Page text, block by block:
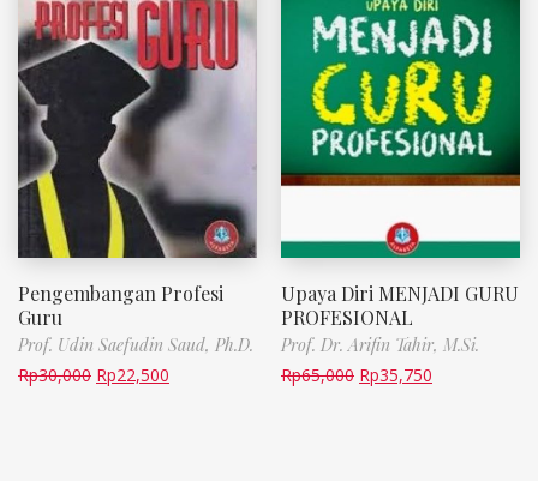
Pengembangan Profesi
Guru
Prof. Udin Saefudin Saud, Ph.D.
Rp30,000 Rp22,500
Upaya Diri MENJADI GURU
PROFESIONAL
Prof. Dr. Arifin Tahir, M.Si.
Rp65,000 Rp35,750